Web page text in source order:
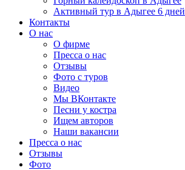
Активный тур в Адыгее 6 дней
Контакты
О нас
О фирме
Пресса о нас
Отзывы
Фото с туров
Видео
Мы ВКонтакте
Песни у костра
Ищем авторов
Наши вакансии
Пресса о нас
Отзывы
Фото